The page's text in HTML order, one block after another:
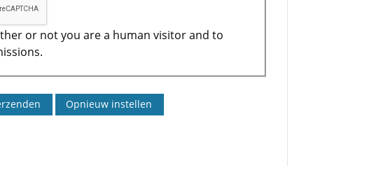
or not you are a human visitor and to